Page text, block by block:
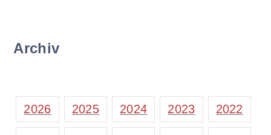
Archiv
2026 2025 2024 2023 2022